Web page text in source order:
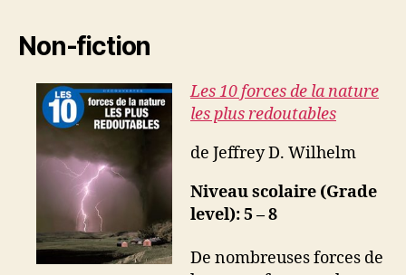
Non-fiction
Les 10 forces de la nature
les plus redoutables
de Jeffrey D. Wilhelm
Niveau scolaire (Grade
level): 5 – 8
De nombreuses forces de